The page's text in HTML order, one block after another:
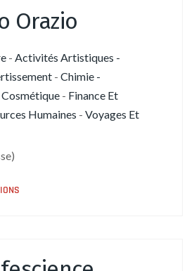
Orazio
- Activités Artistiques -
- Chimie -
- Finance Et
Humaines - Voyages Et